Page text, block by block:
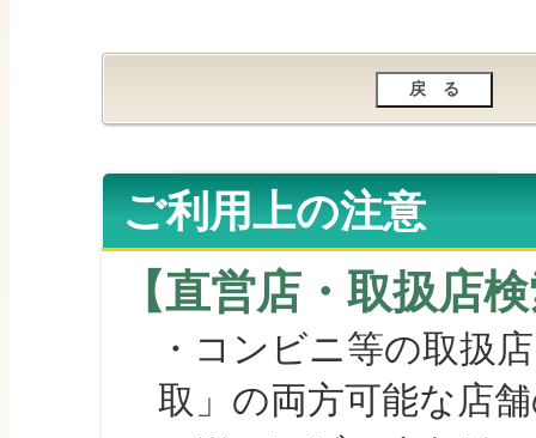
ご利用上の注意
【直営店・取扱店
・コンビニ等の取扱
取」の両方可能な店